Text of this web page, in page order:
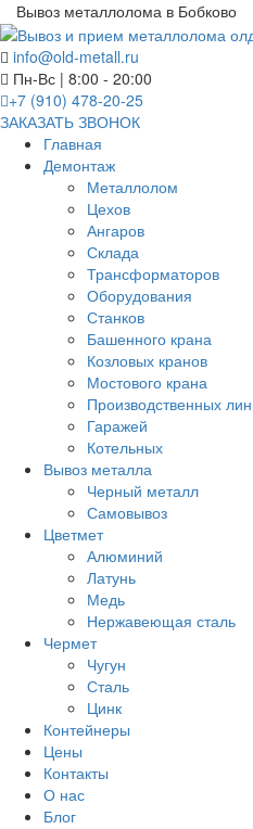
Вывоз металлолома в Бобково
info@old-metall.ru
Пн-Вс | 8:00 - 20:00
+7 (910) 478-20-25
ЗАКАЗАТЬ ЗВОНОК
Главная
Демонтаж
Металлолом
Цехов
Ангаров
Склада
Трансформаторов
Оборудования
Станков
Башенного крана
Козловых кранов
Мостового крана
Производственных
Гаражей
Котельных
Вывоз металла
Черный металл
Самовывоз
Цветмет
Алюминий
Латунь
Медь
Нержавеющая сталь
Чермет
Чугун
Сталь
Цинк
Контейнеры
Цены
Контакты
О нас
Блог